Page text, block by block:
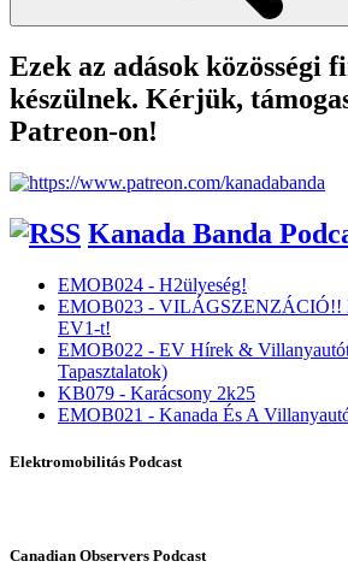
Ezek az adások közösségi
készülnek. Kérjük,
Patreon-on!
Kanada Banda
EMOB024 - H2ülyeség!
EMOB023 - VILÁGSZENZÁCIÓ!!
EV1-t!
EMOB022 - EV Hírek &
Tapasztalatok)
KB079 - Karácsony 2k25
EMOB021 - Kanada És A
Elektromobilitás Podcast
Canadian Observers Podcast